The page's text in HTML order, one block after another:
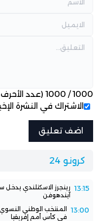
1000
/
1000 (عدد
الاشتراك في النشرة
كرونو 24
13:15 رينجرز الاسكتلندي
آيندهوفن
13:00
المنتخب الوطني
في كأس أمم إفريقيا